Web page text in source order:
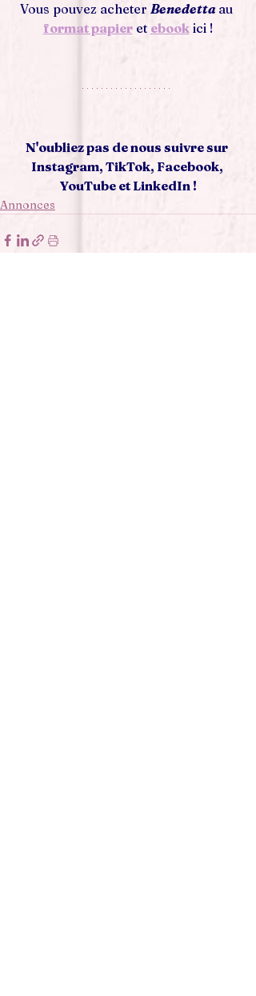
Vous pouvez acheter Benedetta au
format papier et ebook ici !
N'oubliez pas de nous suivre sur
Instagram, TikTok, Facebook,
YouTube et LinkedIn !
Annonces